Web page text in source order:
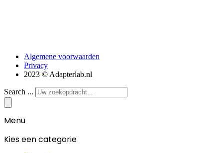
Algemene voorwaarden
Privacy
2023 © Adapterlab.nl
Search ...
Menu
Kies een categorie